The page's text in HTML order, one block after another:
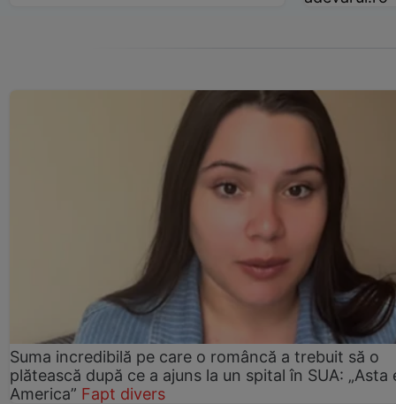
Suma incredibilă pe care o româncă a trebuit să o
plătească după ce a ajuns la un spital în SUA: „Asta
America” Fapt divers